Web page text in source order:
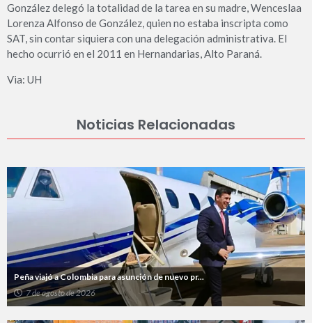
González delegó la totalidad de la tarea en su madre, Wenceslaa
Lorenza Alfonso de González, quien no estaba inscripta como
SAT, sin contar siquiera con una delegación administrativa. El
hecho ocurrió en el 2011 en Hernandarias, Alto Paraná.
Via: UH
Noticias Relacionadas
Peña viajó a Colombia para asunción de nuevo pr...
7 de agosto de 2026